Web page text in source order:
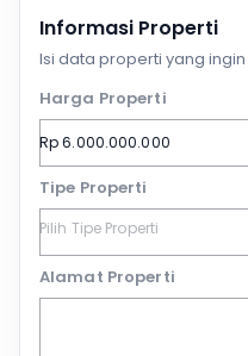
Informasi Properti
Isi data properti yang ingin
Harga Properti
Tipe Properti
Alamat Properti